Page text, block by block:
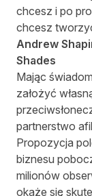
chcesz i po
chcesz
Andrew
Shades
Mając
założyć
partnerstwo
Propozycja
biznesu
milionów
okaże się